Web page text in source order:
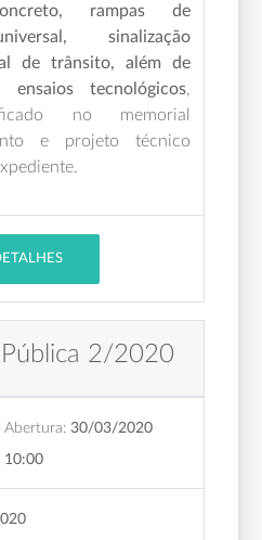
rampas de
sinalização
de trânsito, além de
tecnológicos,
no memorial
e projeto técnico
2/2020
Abertura: 30/03/2020
10:00